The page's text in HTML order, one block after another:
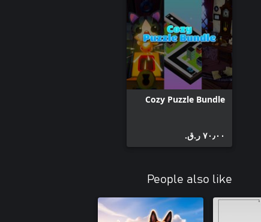
Cozy Puzzle Bundle
٧٠٫٠٠ ر.ق.‏
People also like